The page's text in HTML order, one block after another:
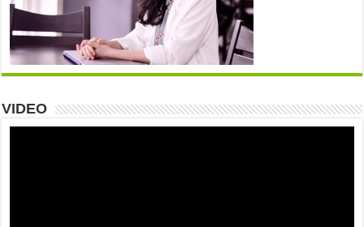
VIDEO